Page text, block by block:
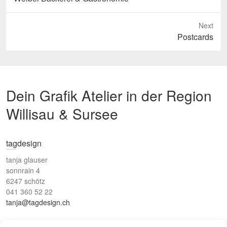
post:
Next
Postcards
Dein Grafik Atelier in der Region
Willisau & Sursee
tagdesign
tanja glauser
sonnrain 4
6247 schötz
041 360 52 22
tanja@tagdesign.ch